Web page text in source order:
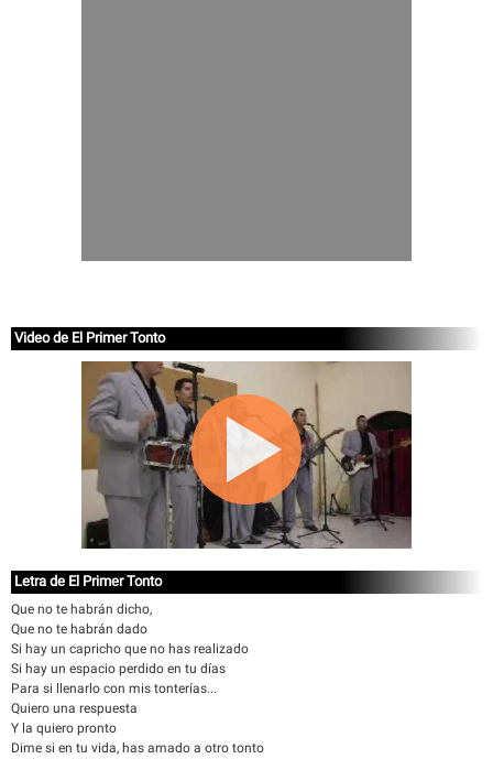
Video de El Primer Tonto
Letra de El Primer Tonto
Que no te habrán dicho,
Que no te habrán dado
Si hay un capricho que no has realizado
Si hay un espacio perdido en tu días
Para si llenarlo con mis tonterías...
Quiero una respuesta
Y la quiero pronto
Dime si en tu vida, has amado a otro tonto